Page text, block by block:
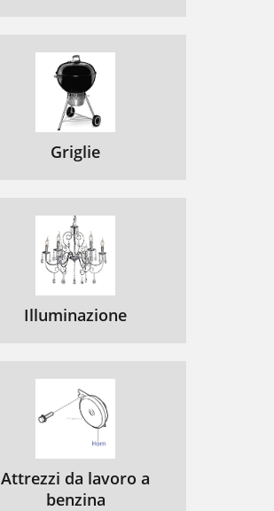
Griglie
Illuminazione
Attrezzi da lavoro a
benzina